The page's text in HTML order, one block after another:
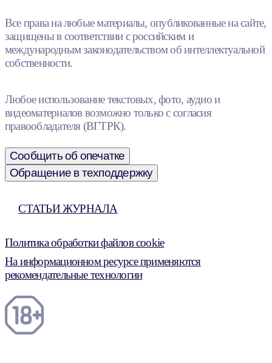
Все права на любые материалы, опубликованные на сайте,
защищены в соответствии с российским и
международным законодательством об интеллектуальной
собственности.
Любое использование текстовых, фото, аудио и
видеоматериалов возможно только с согласия
правообладателя (ВГТРК).
Сообщить об опечатке
Обращение в техподдержку
СТАТЬИ ЖУРНАЛА
Политика обработки файлов cookie
На информационном ресурсе применяются
рекомендательные технологии